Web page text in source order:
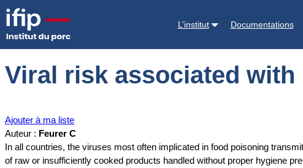
L’institut Documentations
Accueil Documentations
Viral risk associated
Ajouter à ma liste
Auteur : Feurer C
In all countries, the viruses most often implicated in food poisoning
of raw or insufficiently cooked products handled without proper hygiene